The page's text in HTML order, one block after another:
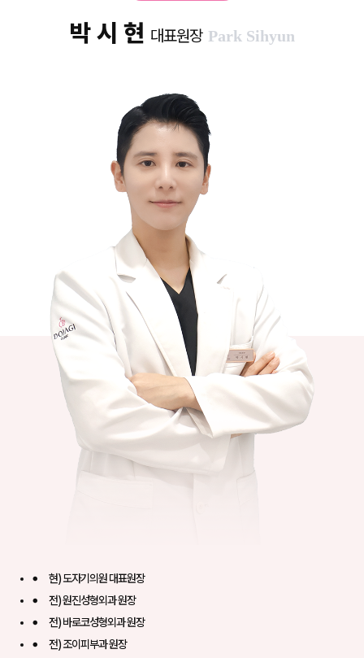
박 시 현 대표원장 Park Sihyun
현) 도자기의원 대표원장
전) 원진성형외과 원장
전) 바로코성형외과 원장
전) 조이피부과 원장